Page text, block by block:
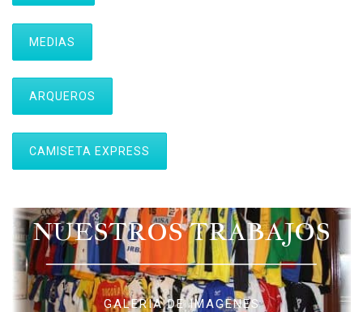
MEDIAS
ARQUEROS
CAMISETA EXPRESS
NUESTROS TRABAJOS
GALERIA DE IMAGENES